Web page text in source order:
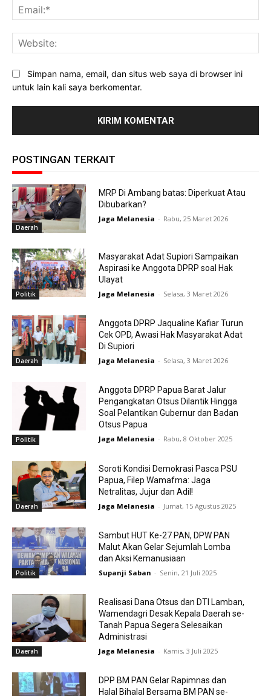
Simpan nama, email, dan situs web saya di browser ini
untuk lain kali saya berkomentar.
POSTINGAN TERKAIT
Daerah
MRP Di Ambang batas: Diperkuat Atau
Dibubarkan?
Jaga Melanesia - Rabu, 25 Maret 2026
Politik
Masyarakat Adat Supiori Sampaikan
Aspirasi ke Anggota DPRP soal Hak
Ulayat
Jaga Melanesia - Selasa, 3 Maret 2026
Daerah
Anggota DPRP Jaqualine Kafiar Turun
Cek OPD, Awasi Hak Masyarakat Adat
Di Supiori
Jaga Melanesia - Selasa, 3 Maret 2026
Politik
Anggota DPRP Papua Barat Jalur
Pengangkatan Otsus Dilantik Hingga
Soal Pelantikan Gubernur dan Badan
Otsus Papua
Jaga Melanesia - Rabu, 8 Oktober 2025
Daerah
Soroti Kondisi Demokrasi Pasca PSU
Papua, Filep Wamafma: Jaga
Netralitas, Jujur dan Adil!
Jaga Melanesia - Jumat, 15 Agustus 2025
Politik
Sambut HUT Ke-27 PAN, DPW PAN
Malut Akan Gelar Sejumlah Lomba
dan Aksi Kemanusiaan
Supanji Saban - Senin, 21 Juli 2025
Daerah
Realisasi Dana Otsus dan DTI Lamban,
Wamendagri Desak Kepala Daerah se-
Tanah Papua Segera Selesaikan
Administrasi
Jaga Melanesia - Kamis, 3 Juli 2025
DPP BM PAN Gelar Rapimnas dan
Halal Bihalal Bersama BM PAN se-